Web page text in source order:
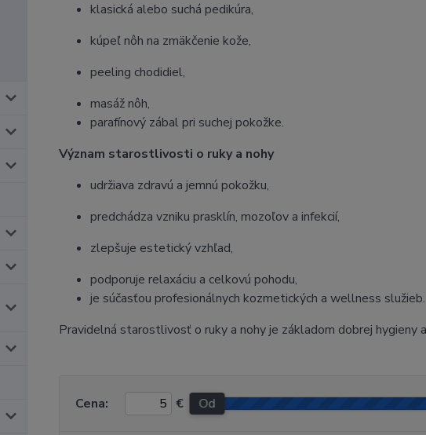
klasická alebo suchá pedikúra,
kúpeľ nôh na zmäkčenie kože,
peeling chodidiel,
masáž nôh,
parafínový zábal pri suchej pokožke.
Význam starostlivosti o ruky a nohy
udržiava zdravú a jemnú pokožku,
predchádza vzniku prasklín, mozoľov a infekcií,
zlepšuje estetický vzhľad,
podporuje relaxáciu a celkovú pohodu,
je súčasťou profesionálnych kozmetických a wellness služieb.
Pravidelná starostlivosť o ruky a nohy je základom dobrej hygieny
Cena: € Od